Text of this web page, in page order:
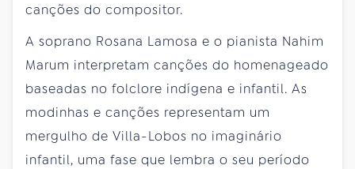
canções do compositor.
A soprano Rosana Lamosa e o pianista Nahim
Marum interpretam canções do homenageado
baseadas no folclore indígena e infantil. As
modinhas e canções representam um
mergulho de Villa-Lobos no imaginário
infantil, uma fase que lembra o seu período